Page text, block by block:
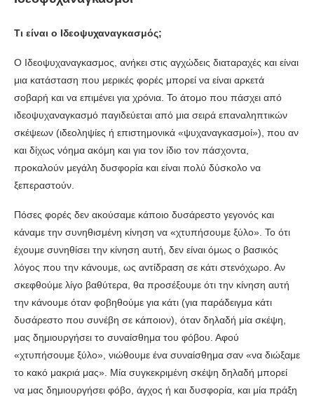
Τι είναι ο Ιδεοψυχαναγκασμός;
Ο Ιδεοψυχαναγκασμος, ανήκει στις αγχώδεις διαταραχές και είναι
μια κατάσταση που μερικές φορές μπορεί να είναι αρκετά
σοβαρή και να επιμένει για χρόνια. Το άτομο που πάσχει από
ιδεοψυχαναγκασμό παγιδεύεται από μια σειρά επαναληπτικών
σκέψεων (ιδεοληψίες ή επιστημονικά «ψυχαναγκασμοί»), που αν
και δίχως νόημα ακόμη και για τον ίδιο τον πάσχοντα,
προκαλούν μεγάλη δυσφορία και είναι πολύ δύσκολο να
ξεπεραστούν.
Πόσες φορές δεν ακούσαμε κάποιο δυσάρεστο γεγονός και
κάναμε την συνηθισμένη κίνηση να «χτυπήσουμε ξύλο». Το ότι
έχουμε συνηθίσει την κίνηση αυτή, δεν είναι όμως ο βασικός
λόγος που την κάνουμε, ως αντίδραση σε κάτι στενόχωρο. Αν
σκεφθούμε λίγο βαθύτερα, θα προσέξουμε ότι την κίνηση αυτή
την κάνουμε όταν φοβηθούμε για κάτι (για παράδειγμα κάτι
δυσάρεστο που συνέβη σε κάποιον), όταν δηλαδή μία σκέψη,
μας δημιουργήσει το συναίσθημα του φόβου. Αφού
«χτυπήσουμε ξύλο», νιώθουμε ένα συναίσθημα σαν «να διώξαμε
το κακό μακριά μας». Μία συγκεκριμένη σκέψη δηλαδή μπορεί
να μας δημιουργήσει φόβο, άγχος ή και δυσφορία, και μία πράξη